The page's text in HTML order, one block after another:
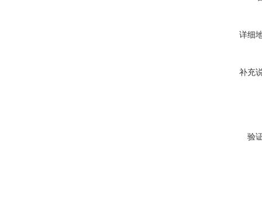
详细
补充
验